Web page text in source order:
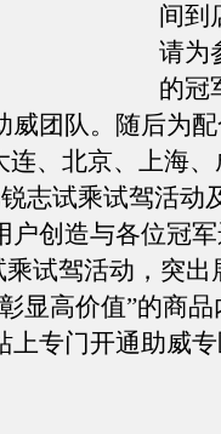
间到
请为
的冠
威团队。随后为
连、北京、上海
志试乘试驾活动
户创造与各位冠
试驾活动，突出
显高价值”的商
上专门开通助威